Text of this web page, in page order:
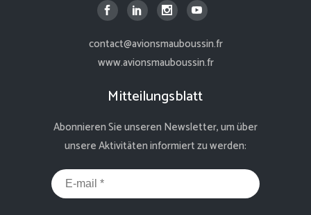
contact@avionsmauboussin.fr
www.avionsmauboussin.fr
Mitteilungsblatt
Abonnieren Sie unseren Newsletter, um über
unsere Aktivitäten informiert zu werden: